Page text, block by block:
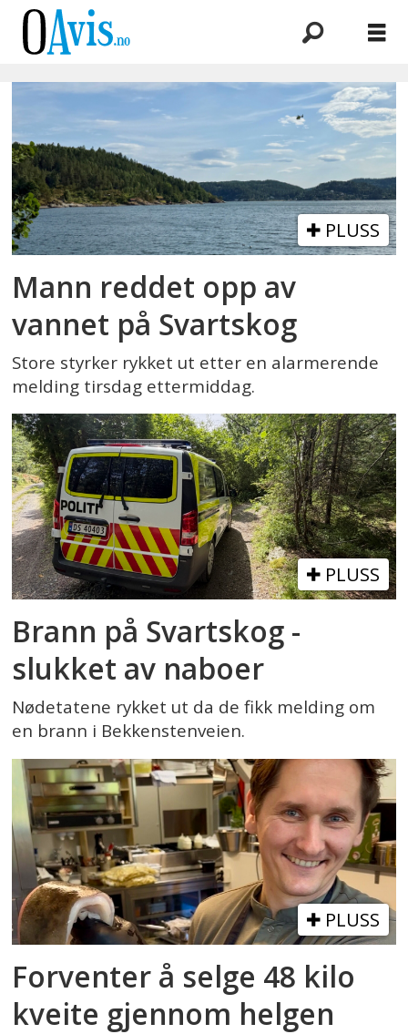
Emne:
svartskog
PLUSS
Mann reddet opp av
vannet på Svartskog
Store styrker rykket ut etter en alarmerende
melding tirsdag ettermiddag.
PLUSS
Brann på Svartskog -
slukket av naboer
Nødetatene rykket ut da de fikk melding om
en brann i Bekkenstenveien.
PLUSS
Forventer å selge 48 kilo
kveite gjennom helgen